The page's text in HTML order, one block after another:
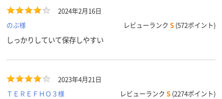
タテ
アスクル
商品環境
スコア
2024年2月16日
のぶ様
レビューランク S (572ポイント)
しっかりしていて保存しやすい
2023年4月21日
ＴＥＲＥＦＨＯ３様
レビューランク S (2274ポイント)